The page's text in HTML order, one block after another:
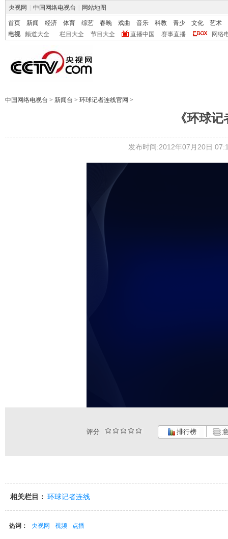
央视网 中国网络电视台 网站地图
首页 新闻 经济 体育 综艺 春晚 戏曲 音乐 科教 青少 文化
艺术
电视
频道大全 栏目大全 节目大全 直播中国 赛事直播 网络
中国网络电视台 > 新闻台 > 环球记者连线官网 >
《环球
发布时间:2012年07月20日
评分 排行榜
相关栏目： 环球记者连线
热词： 央视网 视频 点播